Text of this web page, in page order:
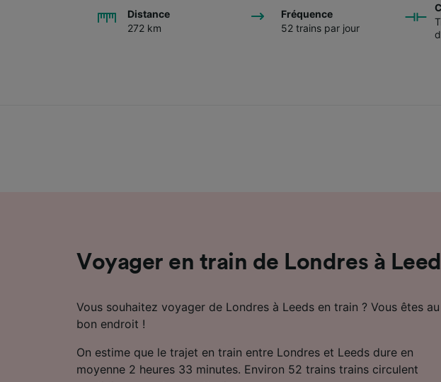
Distance
272 km
Fréquence
52 trains par jour
Voyager en train de Londres à
Vous souhaitez voyager de Londres à Leeds en train ? Vous êtes au
bon endroit !
On estime que le trajet en train entre Londres et Leeds dure en
moyenne 2 heures 33 minutes. Environ 52 trains trains circulent